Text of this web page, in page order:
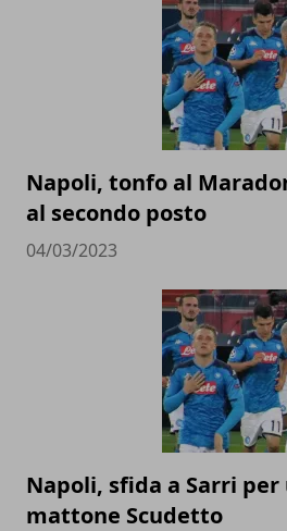
Napoli, tonfo al
al secondo posto
04/03/2023
Napoli, sfida a Sarri
mattone Scudetto